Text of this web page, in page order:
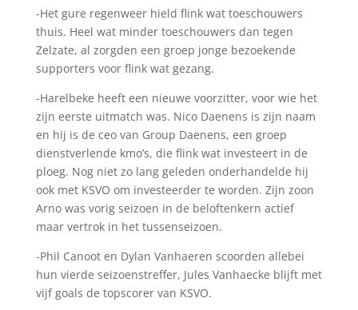
-Het gure regenweer hield flink wat toeschouwers
thuis. Heel wat minder toeschouwers dan tegen
Zelzate, al zorgden een groep jonge bezoekende
supporters voor flink wat gezang.
-Harelbeke heeft een nieuwe voorzitter, voor wie het
zijn eerste uitmatch was. Nico Daenens is zijn naam
en hij is de ceo van Group Daenens, een groep
dienstverlende kmo’s, die flink wat investeert in de
ploeg. Nog niet zo lang geleden onderhandelde hij
ook met KSVO om investeerder te worden. Zijn zoon
Arno was vorig seizoen in de beloftenkern actief
maar vertrok in het tussenseizoen.
-Phil Canoot en Dylan Vanhaeren scoorden allebei
hun vierde seizoenstreffer, Jules Vanhaecke blijft met
vijf goals de topscorer van KSVO.